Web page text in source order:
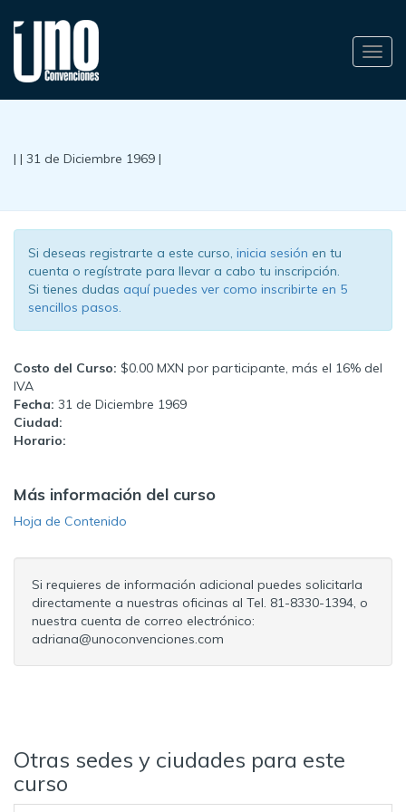
| | 31 de Diciembre 1969 |
Si deseas registrarte a este curso, inicia sesión en tu
cuenta o regístrate para llevar a cabo tu inscripción.
Si tienes dudas aquí puedes ver como inscribirte en 5
sencillos pasos.
Costo del Curso: $0.00 MXN por participante, más el 16% del
IVA
Fecha: 31 de Diciembre 1969
Ciudad:
Horario:
Más información del curso
Hoja de Contenido
Si requieres de información adicional puedes solicitarla
directamente a nuestras oficinas al Tel. 81-8330-1394, o
nuestra cuenta de correo electrónico:
adriana@unoconvenciones.com
Otras sedes y ciudades para este
curso